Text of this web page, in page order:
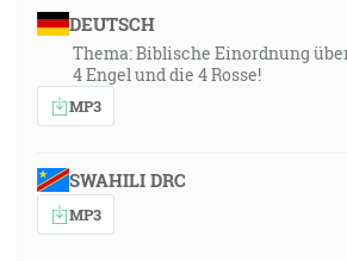
DEUTSCH
Thema: Biblische Einordnung
4 Engel und die 4 Rosse!
MP3
SWAHILI DRC
MP3